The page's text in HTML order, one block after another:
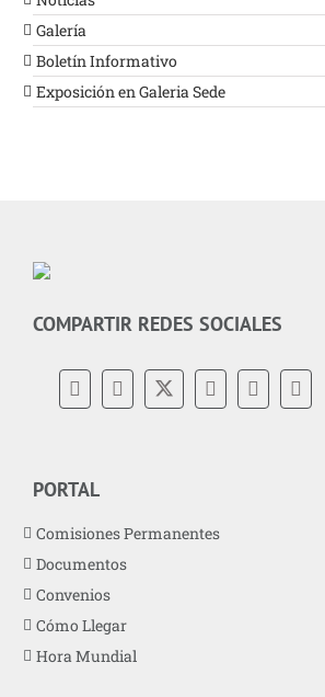
Galería
Boletín Informativo
Exposición en Galeria Sede
COMPARTIR REDES SOCIALES
PORTAL
Comisiones Permanentes
Documentos
Convenios
Cómo Llegar
Hora Mundial